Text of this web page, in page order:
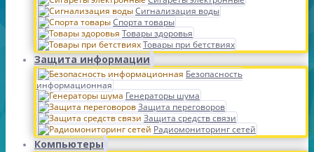
Сигнализация воды
Спорта товары
Товары здоровья
Товары при бетствиях
Защита информации
Безопасность
информационная
Генераторы шума
Защита переговоров
Защита средств связи
Радиомониторинг сетей
Компьютеры